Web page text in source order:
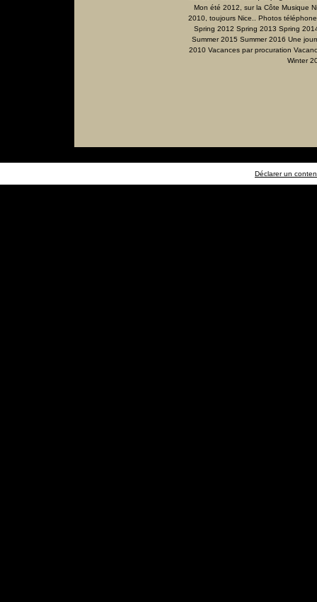
Mon été 2012, sur la Côte Musique
2010, toujours Nice..
Photos téléphone
Spring 2012 Spring 2013 Spring
Summer 2015 Summer 2016 Une
2010 Vacances par procuration
Winter
Déclarer un